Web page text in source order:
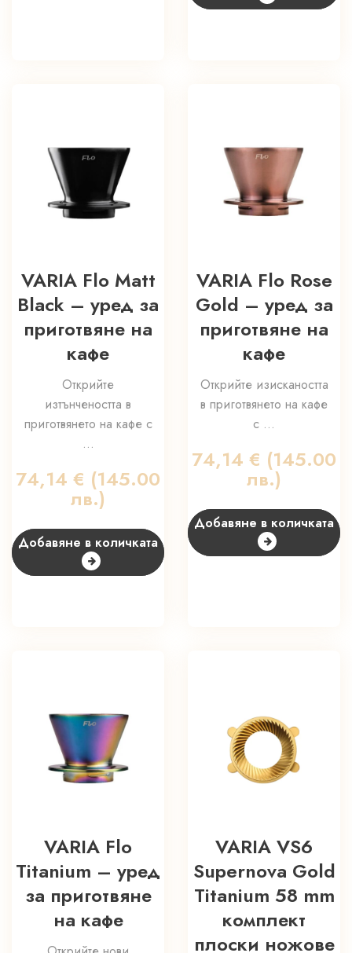
VARIA Flo Matt
Black – уред за
приготвяне на
кафе
Открийте
изтънчеността в
приготвянето на кафе с
...
74,14 € (145.00
лв.)
Добавяне в количката
VARIA Flo Rose
Gold – уред за
приготвяне на
кафе
Открийте изискаността
в приготвянето на кафе
с ...
74,14 € (145.00
лв.)
Добавяне в количката
VARIA Flo
Titanium – уред
за приготвяне
на кафе
VARIA VS6
Supernova Gold
Titanium 58 mm
комплект
плоски ножове